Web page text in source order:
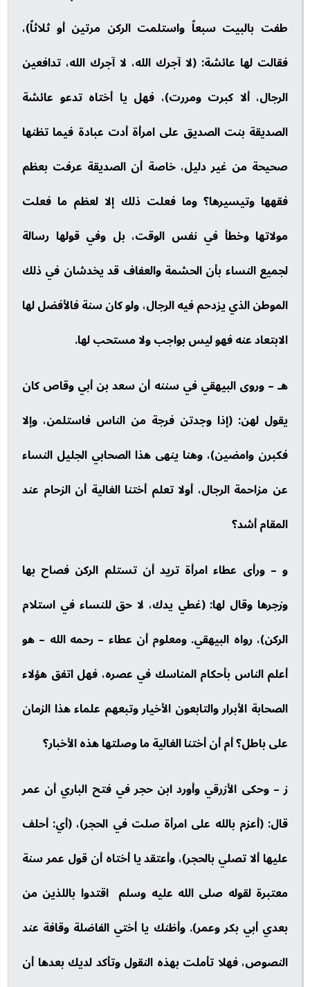
طفت بالبيت سبعاً واستلمت الركن مرتين أو ثلاثاً)،
فقالت لها عائشة: (لا آجرك الله، لا آجرك الله، تدافعين
الرجال، ألا كبرت ومررت)، فهل يا أختاه تدعو عائشة
الصديقة بنت الصديق على امرأة أدت عبادة فيما تظنها
صحيحة من غير دليل، خاصة أن الصديقة عرفت بعظم
فقهها وتيسيرها؟ وما فعلت ذلك إلا لعظم ما فعلت
مولاتها وخطأ في نفس الوقت، بل وفي قولها رسالة
لجميع النساء بأن الحشمة والعفاف قد يخدشان في ذلك
الموطن الذي يزدحم فيه الرجال، ولو كان سنة فالأفضل لها
الابتعاد عنه فهو ليس بواجب ولا مستحب لها.
هـ – وروى البيهقي في سننه أن سعد بن أبي وقاص كان
يقول لهن: (إذا وجدتن فرجة من الناس فاستلمن، وإلا
فكبرن وامضين)، وهنا ينهى هذا الصحابي الجليل النساء
عن مزاحمة الرجال، أولا تعلم أختنا الغالية أن الزحام عند
المقام أشد؟
و – ورأى عطاء امرأة تريد أن تستلم الركن فصاح بها
وزجرها وقال لها: (غطي يدك، لا حق للنساء في استلام
الركن)، رواه البيهقي. ومعلوم أن عطاء – رحمه الله – هو
أعلم الناس بأحكام المناسك في عصره، فهل اتفق هؤلاء
الصحابة الأبرار والتابعون الأخيار وتبعهم علماء هذا الزمان
على باطل؟ أم أن أختنا الغالية ما وصلتها هذه الأخبار؟
ز – وحكى الأزرقي وأورد ابن حجر في فتح الباري أن عمر
قال: (أعزم بالله على امرأة صلت في الحجر)، (أي: أحلف
عليها ألا تصلي بالحجر)، وأعتقد يا أختاه أن قول عمر سنة
معتبرة لقوله صلى الله عليه وسلم اقتدوا باللذين من
بعدي أبي بكر وعمر). وأظنك يا أختي الفاضلة وقافة عند
النصوص، فهلا تأملت بهذه النقول وتأكد لديك بعدها أن